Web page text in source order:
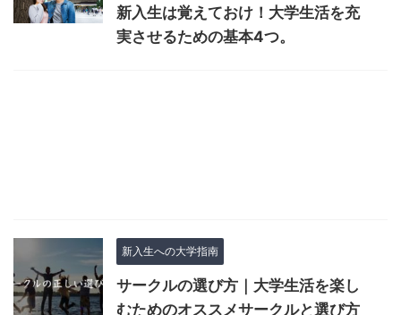
新入生は覚えておけ！大学生活を充
実させるための基本4つ。
新入生への大学指南
サークルの選び方｜大学生活を楽し
むためのオススメサークルと選び方